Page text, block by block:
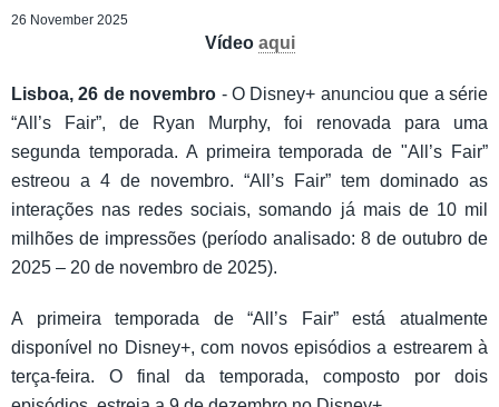
26 November 2025
Vídeo aqui
Lisboa, 26 de novembro - O Disney+ anunciou que a série
“All’s Fair”, de Ryan Murphy, foi renovada para uma
segunda temporada. A primeira temporada de "All’s Fair”
estreou a 4 de novembro. “All’s Fair” tem dominado as
interações nas redes sociais, somando já mais de 10 mil
milhões de impressões (período analisado: 8 de outubro de
2025 – 20 de novembro de 2025).
A primeira temporada de “All’s Fair” está atualmente
disponível no Disney+, com novos episódios a estrearem à
terça-feira. O final da temporada, composto por dois